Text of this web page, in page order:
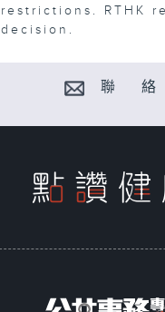
restrictions. RTHK
decision.
聯 絡